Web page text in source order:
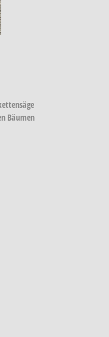
Bäumen